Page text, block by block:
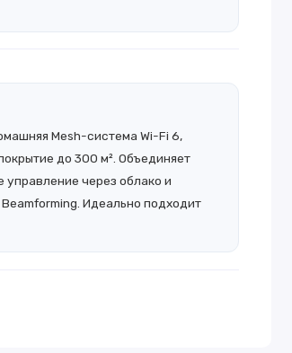
Mesh-система Wi-Fi 6,
до 300 м². Объединяет
управление через облако и
Beamforming. Идеально подходит